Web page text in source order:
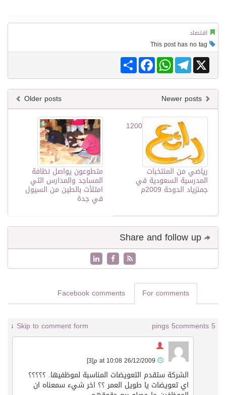
اقتصاد
Share
FacebookWhatsAppTelegram X
Older posts
متطوعون يواصل نظافة
المساجد والمدارس التي
امتلأت بالطين من السيول
في جدة
1200
رياضي من المنتخبات
المدرسية السعودية في
جمنزياد الدوحة 2009م
For comments
Facebook comments
5 comments
5 pings
Skip to comment form
↓
[3]
الشركة ستقدم التعويضات المناسبة لموظفيها. ؟؟؟؟؟
اي تعويضات يا طويل العمر ؟؟ اخر شيء سمعناه ان